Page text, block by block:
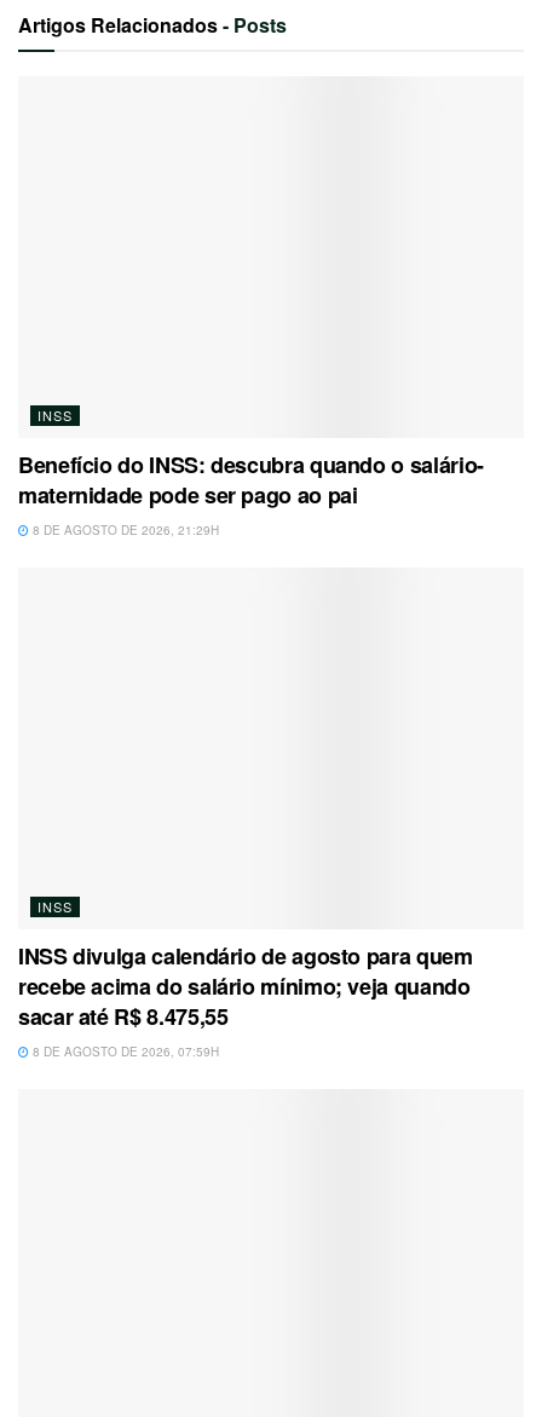
Artigos Relacionados- Posts
INSS
Benefício do INSS: descubra quando o salário-
maternidade pode ser pago ao pai
8 DE AGOSTO DE 2026, 21:29H
INSS
INSS divulga calendário de agosto para quem
recebe acima do salário mínimo; veja quando
sacar até R$ 8.475,55
8 DE AGOSTO DE 2026, 07:59H